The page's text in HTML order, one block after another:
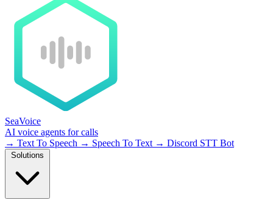
SeaVoice
AI voice agents for calls
→ Text To Speech → Speech To Text → Discord STT Bot